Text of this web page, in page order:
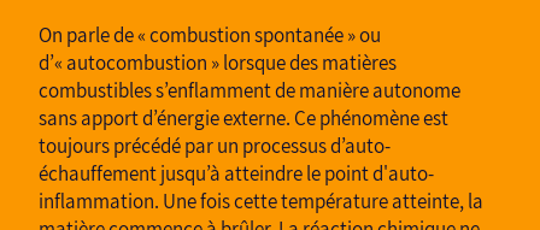
On parle de « combustion spontanée » ou
d’« autocombustion » lorsque des matières
combustibles s’enflamment de manière autonome
sans apport d’énergie externe. Ce phénomène est
toujours précédé par un processus d’auto-
échauffement jusqu’à atteindre le point d'auto-
inflammation. Une fois cette température atteinte, la